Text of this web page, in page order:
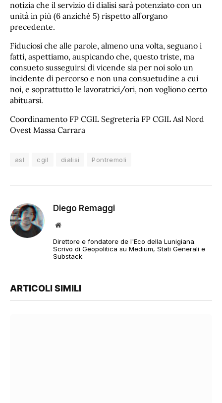
notizia che il servizio di dialisi sarà potenziato con un
unità in più (6 anziché 5) rispetto all’organo
precedente.
Fiduciosi che alle parole, almeno una volta, seguano i
fatti, aspettiamo, auspicando che, questo triste, ma
consueto susseguirsi di vicende sia per noi solo un
incidente di percorso e non una consuetudine a cui
noi, e soprattutto le lavoratrici/ori, non vogliono certo
abituarsi.
Coordinamento FP CGIL Segreteria FP CGIL Asl Nord
Ovest Massa Carrara
asl cgil dialisi Pontremoli
Diego Remaggi
Sito
Direttore e fondatore de l'Eco della Lunigiana.
Scrivo di Geopolitica su Medium, Stati Generali e
Substack.
ARTICOLI SIMILI